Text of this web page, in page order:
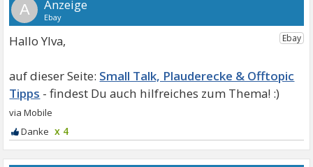
A
Hallo Ylva,
Small Talk, Plauderecke & Offtopic
Tipps
x 4